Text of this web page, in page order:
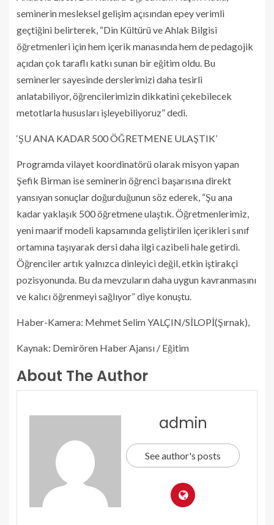
seminerin mesleksel gelişim açısından epey verimli
geçtiğini belirterek, “Din Kültürü ve Ahlak Bilgisi
öğretmenleri için hem içerik manasında hem de pedagojik
açıdan çok taraflı katkı sunan bir eğitim oldu. Bu
seminerler sayesinde derslerimizi daha tesirli
anlatabiliyor, öğrencilerimizin dikkatini çekebilecek
metotlarla hususları işleyebiliyoruz” dedi.
‘ŞU ANA KADAR 500 ÖĞRETMENE ULAŞTIK’
Programda vilayet koordinatörü olarak misyon yapan
Şefik Birman ise seminerin öğrenci başarısına direkt
yansıyan sonuçlar doğurduğunun söz ederek, “Şu ana
kadar yaklaşık 500 öğretmene ulaştık. Öğretmenlerimiz,
yeni maarif modeli kapsamında geliştirilen içerikleri sınıf
ortamına taşıyarak dersi daha ilgi cazibeli hale getirdi.
Öğrenciler artık yalnızca dinleyici değil, etkin iştirakçi
pozisyonunda. Bu da mevzuların daha uygun kavranmasını
ve kalıcı öğrenmeyi sağlıyor” diye konuştu.
Haber-Kamera: Mehmet Selim YALÇIN/SİLOPİ(Şırnak),
Kaynak: Demirören Haber Ajansı / Eğitim
About The Author
admin
See author's posts